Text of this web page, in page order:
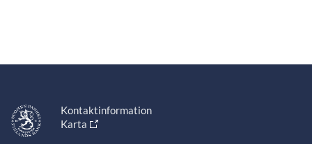
Kontaktinformation
Karta